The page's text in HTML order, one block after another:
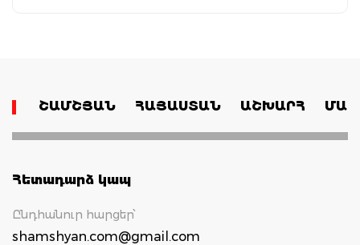
ՇԱՄՇՅԱՆ ՀԱՅԱՍՏԱՆ ԱՇԽԱՐՀ
Հետադարձ կապ
Ընդհանուր հարցեր՝
shamshyan.com@gmail.com